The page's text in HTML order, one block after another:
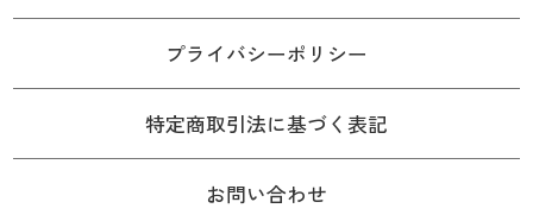
プライバシーポリシー
特定商取引法に基づく表記
お問い合わせ